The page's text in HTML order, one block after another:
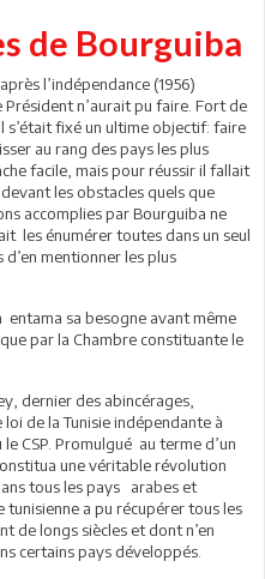
de Bourguiba
l’indépendance (1956)
Président n’aurait pu faire. Fort de
s’était fixé un ultime objectif: faire
au rang des pays les plus
facile, mais pour réussir il fallait
les obstacles quels que
accomplies par Bourguiba ne
les énumérer toutes dans un seul
mentionner les plus
sa besogne avant même
par la Chambre constituante le
dernier des abincérages,
de la Tunisie indépendante à
CSP. Promulgué au terme d’un
une véritable révolution
tous les pays arabes et
tunisienne a pu récupérer tous les
de longs siècles et dont n’en
certains pays développés.